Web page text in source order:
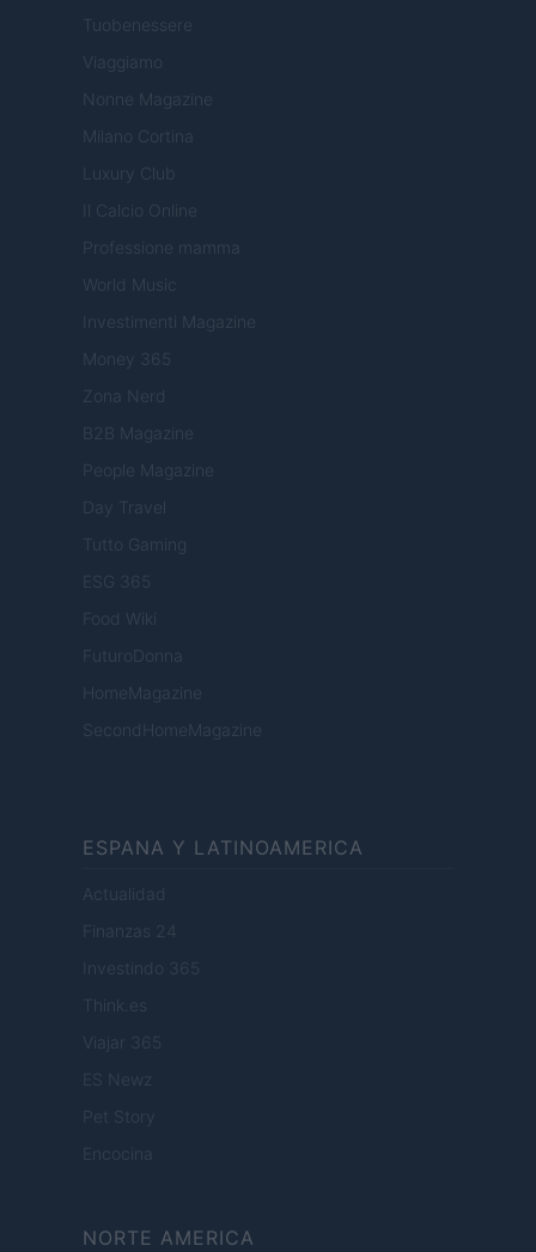
Tuobenessere
Viaggiamo
Nonne Magazine
Milano Cortina
Luxury Club
Il Calcio Online
Professione mamma
World Music
Investimenti Magazine
Money 365
Zona Nerd
B2B Magazine
People Magazine
Day Travel
Tutto Gaming
ESG 365
Food Wiki
FuturoDonna
HomeMagazine
SecondHomeMagazine
ESPANA Y LATINOAMERICA
Actualidad
Finanzas 24
Investindo 365
Think.es
Viajar 365
ES Newz
Pet Story
Encocina
NORTE AMERICA